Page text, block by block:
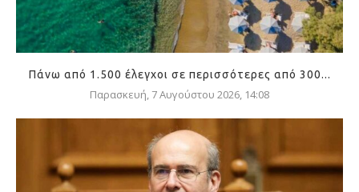
Πάνω από 1.500 έλεγχοι σε περισσότερες από 300...
Παρασκευή, 7 Αυγούστου 2026, 14:08